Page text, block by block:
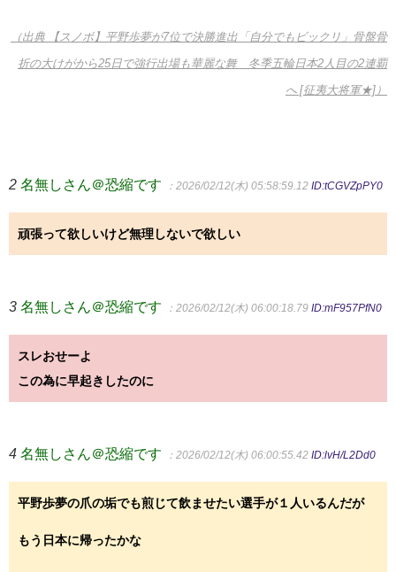
（出典 【スノボ】平野歩夢が7位で決勝進出「自分でもビックリ」骨盤骨
折の大けがから25日で強行出場も華麗な舞 冬季五輪日本2人目の2連覇
へ [征夷大将軍★]）
2 名無しさん＠恐縮です ：2026/02/12(木) 05:58:59.12 ID:tCGVZpPY0
頑張って欲しいけど無理しないで欲しい
3 名無しさん＠恐縮です ：2026/02/12(木) 06:00:18.79 ID:mF957PfN0
スレおせーよ
この為に早起きしたのに
4 名無しさん＠恐縮です ：2026/02/12(木) 06:00:55.42 ID:lvH/L2Dd0
平野歩夢の爪の垢でも煎じて飲ませたい選手が１人いるんだが
もう日本に帰ったかな